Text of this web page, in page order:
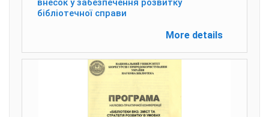
внесок у забезпечення розвитку
бібліотечної справи
More details